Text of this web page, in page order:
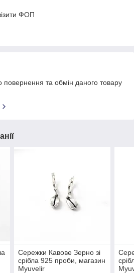
ФОП
та обмін даного товару
Сережки Кавове Зерно зі
срібла 925 проби, магазин
Myuvelir